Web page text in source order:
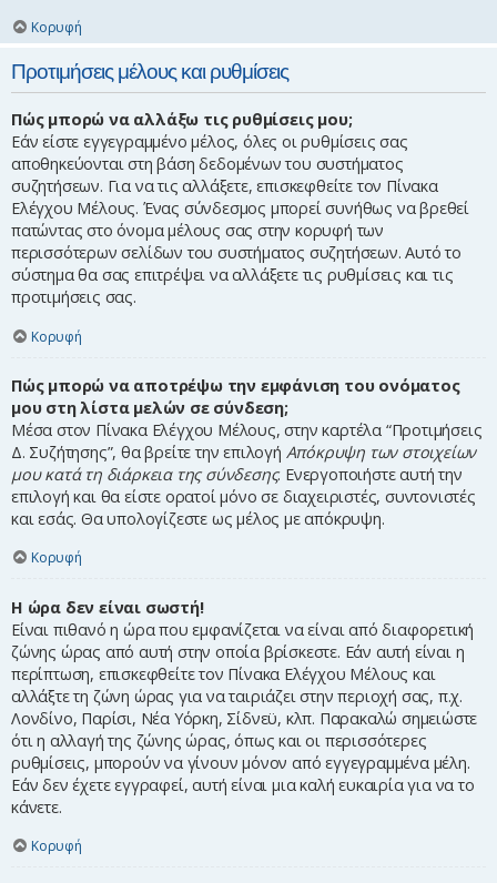
Κορυφή
Προτιμήσεις μέλους και ρυθμίσεις
Πώς μπορώ να αλλάξω τις ρυθμίσεις μου;
Εάν είστε εγγεγραμμένο μέλος, όλες οι ρυθμίσεις σας
αποθηκεύονται στη βάση δεδομένων του συστήματος
συζητήσεων. Για να τις αλλάξετε, επισκεφθείτε τον Πίνακα
Ελέγχου Μέλους. Ένας σύνδεσμος μπορεί συνήθως να βρεθεί
πατώντας στο όνομα μέλους σας στην κορυφή των
περισσότερων σελίδων του συστήματος συζητήσεων. Αυτό το
σύστημα θα σας επιτρέψει να αλλάξετε τις ρυθμίσεις και τις
προτιμήσεις σας.
Κορυφή
Πώς μπορώ να αποτρέψω την εμφάνιση του ονόματος
μου στη λίστα μελών σε σύνδεση;
Μέσα στον Πίνακα Ελέγχου Μέλους, στην καρτέλα “Προτιμήσεις
Δ. Συζήτησης”, θα βρείτε την επιλογή Απόκρυψη των στοιχείων
μου κατά τη διάρκεια της σύνδεσης. Ενεργοποιήστε αυτή την
επιλογή και θα είστε ορατοί μόνο σε διαχειριστές, συντονιστές
και εσάς. Θα υπολογίζεστε ως μέλος με απόκρυψη.
Κορυφή
Η ώρα δεν είναι σωστή!
Είναι πιθανό η ώρα που εμφανίζεται να είναι από διαφορετική
ζώνης ώρας από αυτή στην οποία βρίσκεστε. Εάν αυτή είναι η
περίπτωση, επισκεφθείτε τον Πίνακα Ελέγχου Μέλους και
αλλάξτε τη ζώνη ώρας για να ταιριάζει στην περιοχή σας, π.χ.
Λονδίνο, Παρίσι, Νέα Υόρκη, Σίδνεϋ, κλπ. Παρακαλώ σημειώστε
ότι η αλλαγή της ζώνης ώρας, όπως και οι περισσότερες
ρυθμίσεις, μπορούν να γίνουν μόνον από εγγεγραμμένα μέλη.
Εάν δεν έχετε εγγραφεί, αυτή είναι μια καλή ευκαιρία για να το
κάνετε.
Κορυφή